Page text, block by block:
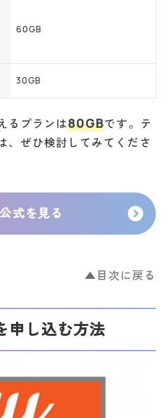
60GB
30GB
るプランは80GBです。テ
、ぜひ検討してみてくださ
式を見る
▲目次に戻る
申し込む方法